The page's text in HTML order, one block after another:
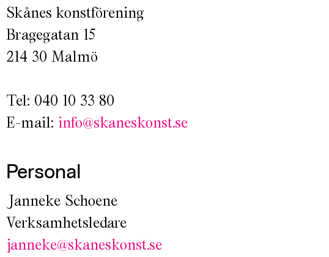
Skånes konstförening
Bragegatan 15
214 30 Malmö
Tel: 040 10 33 80
E-mail: info@skaneskonst.se
Personal
Janneke Schoene
Verksamhetsledare
janneke@skaneskonst.se